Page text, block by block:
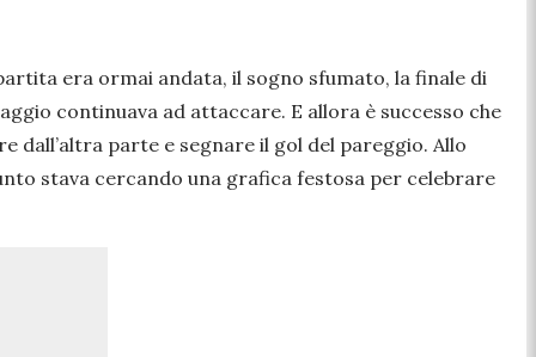
era ormai andata, il sogno sfumato, la finale di
continuava ad attaccare. E allora è successo che
dall’altra parte e segnare il gol del pareggio. Allo
stava cercando una grafica festosa per celebrare